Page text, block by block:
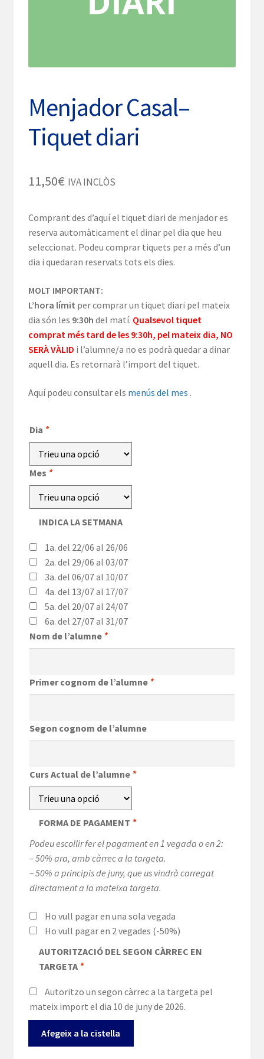
Menjador Casal–
Tiquet diari
11,50€ IVA INCLÒS
Comprant des d’aquí el tiquet diari de menjador es
reserva automàticament el dinar pel dia que heu
seleccionat. Podeu comprar tiquets per a més d’un
dia i quedaran reservats tots els dies.
MOLT IMPORTANT:
L’hora límit per comprar un tiquet diari pel mateix
dia són les 9:30h del matí. Qualsevol tiquet
comprat més tard de les 9:30h, pel mateix dia, NO
SERÀ VÀLID i l’alumne/a no es podrà quedar a dinar
aquell dia. Es retornarà l’import del tiquet.
Aquí podeu consultar els menús del mes .
Dia *
Mes *
INDICA LA SETMANA
1a. del 22/06 al 26/06
2a. del 29/06 al 03/07
3a. del 06/07 al 10/07
4a. del 13/07 al 17/07
5a. del 20/07 al 24/07
6a. del 27/07 al 31/07
Nom de l’alumne *
Primer cognom de l’alumne *
Segon cognom de l’alumne
Curs Actual de l’alumne *
FORMA DE PAGAMENT *
Podeu escollir fer el pagament en 1 vegada o en 2:
– 50% ara, amb càrrec a la targeta.
– 50% a principis de juny, que us vindrà carregat
directament a la mateixa targeta.
Ho vull pagar en una sola vegada
Ho vull pagar en 2 vegades (-50%)
AUTORITZACIÓ DEL SEGON CÀRREC EN
TARGETA *
Autoritzo un segon càrrec a la targeta pel
mateix import el dia 10 de juny de 2026.
Afegeix a la cistella